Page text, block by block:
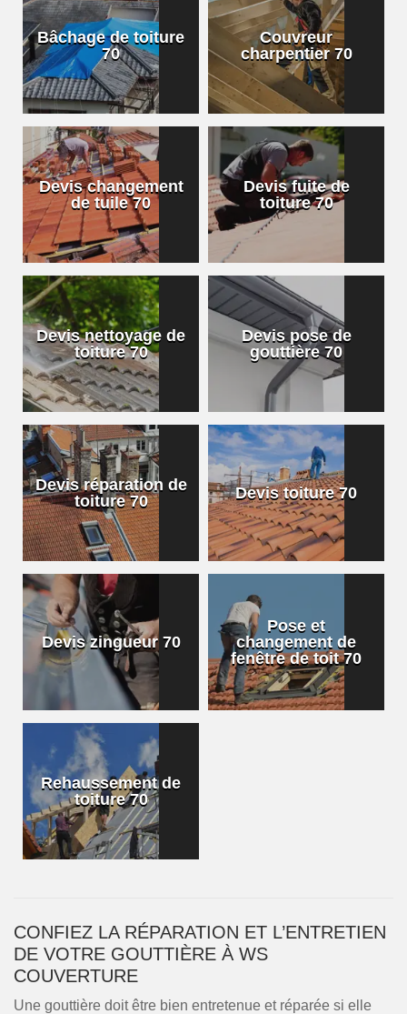
Bâchage de toiture
70
Couvreur
charpentier 70
Devis changement
de tuile 70
Devis fuite de
toiture 70
Devis nettoyage de
toiture 70
Devis pose de
gouttière 70
Devis réparation de
toiture 70
Devis toiture 70
Devis zingueur 70
Pose et
changement de
fenêtre de toit 70
Rehaussement de
toiture 70
CONFIEZ LA RÉPARATION ET L’ENTRETIEN
DE VOTRE GOUTTIÈRE À WS
COUVERTURE
Une gouttière doit être bien entretenue et réparée si elle